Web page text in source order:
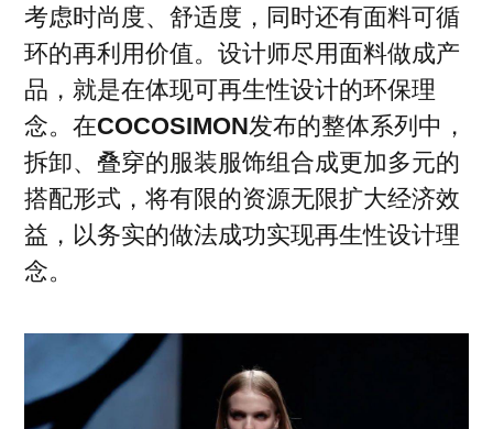
考虑时尚度、舒适度，同时还有面料可循
环的再利用价值。设计师尽用面料做成产
品，就是在体现可再生性设计的环保理
念。在COCOSIMON发布的整体系列中，
拆卸、叠穿的服装服饰组合成更加多元的
搭配形式，将有限的资源无限扩大经济效
益，以务实的做法成功实现再生性设计理
念。